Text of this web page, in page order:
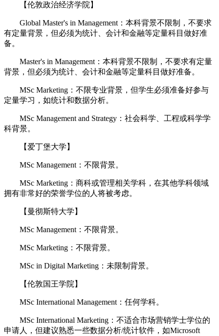
【伦敦政治经济学院】
Global Master's in Management：本科背景不限制，不要求
有定量背景，但必须为统计、会计和金融等定量科目做好准
备。
Master's in Management：本科背景不限制，不要求有定量
背景，但必须为统计、会计和金融等定量科目做好准备。
MSc Marketing：不限专业背景，但学生必须准备好参与
定量学习，如统计和数据分析。
MSc Management and Strategy：社会科学、工程或科学学
科背景。
【爱丁堡大学】
MSc Management：不限背景。
MSc Marketing：商科或管理相关学科，在其他学科领域
拥有非常好的荣誉学位的人将被考虑。
【曼彻斯特大学】
MSc Management：不限背景。
MSc Marketing：不限背景。
MSc in Digital Marketing：未限制背景。
【伦敦国王学院】
MSc International Management：任何学科。
MSc International Marketing：不适合市场营销学士学位的
申请人，但建议熟悉一些数据分析/统计软件，如Microsoft